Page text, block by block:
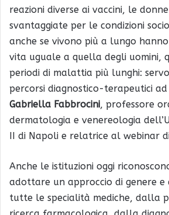
reazioni diverse ai vaccini, le
svantaggiate per le condizioni
anche se vivono più a lungo
vita uguale a quella degli uomini,
periodi di malattia più lunghi:
percorsi diagnostico-terapeutici
Gabriella Fabbrocini, professore
dermatologia e venereologia
II di Napoli e relatrice al webinar
Anche le istituzioni oggi
adottare un approccio di genere e
tutte le specialità mediche, dalla